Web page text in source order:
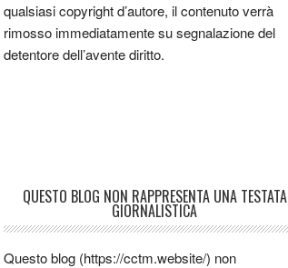
qualsiasi copyright d’autore, il contenuto verrà
rimosso immediatamente su segnalazione del
detentore dell’avente diritto.
QUESTO BLOG NON RAPPRESENTA UNA TESTATA
GIORNALISTICA
Questo blog (https://cctm.website/) non